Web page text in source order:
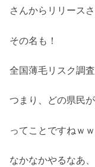
さんからリリース
その名も！
全国薄毛リスク調
つまり、どの県民
ってことですねｗ
なかなかやるなあ